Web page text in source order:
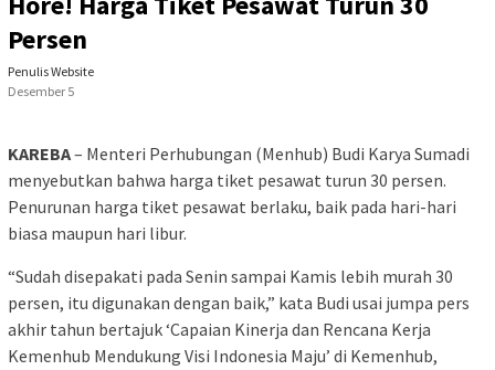
Persen
Penulis Website
Desember 5
KAREBA– Menteri Perhubungan (Menhub) Budi Karya Sumadi
menyebutkan bahwa harga tiket pesawat turun 30 persen.
Penurunan harga tiket pesawat berlaku, baik pada hari-hari
biasa maupun hari libur.
“Sudah disepakati pada Senin sampai Kamis lebih murah 30
persen, itu digunakan dengan baik,” kata Budi usai jumpa pers
akhir tahun bertajuk ‘Capaian Kinerja dan Rencana Kerja
Kemenhub Mendukung Visi Indonesia Maju’ di Kemenhub,